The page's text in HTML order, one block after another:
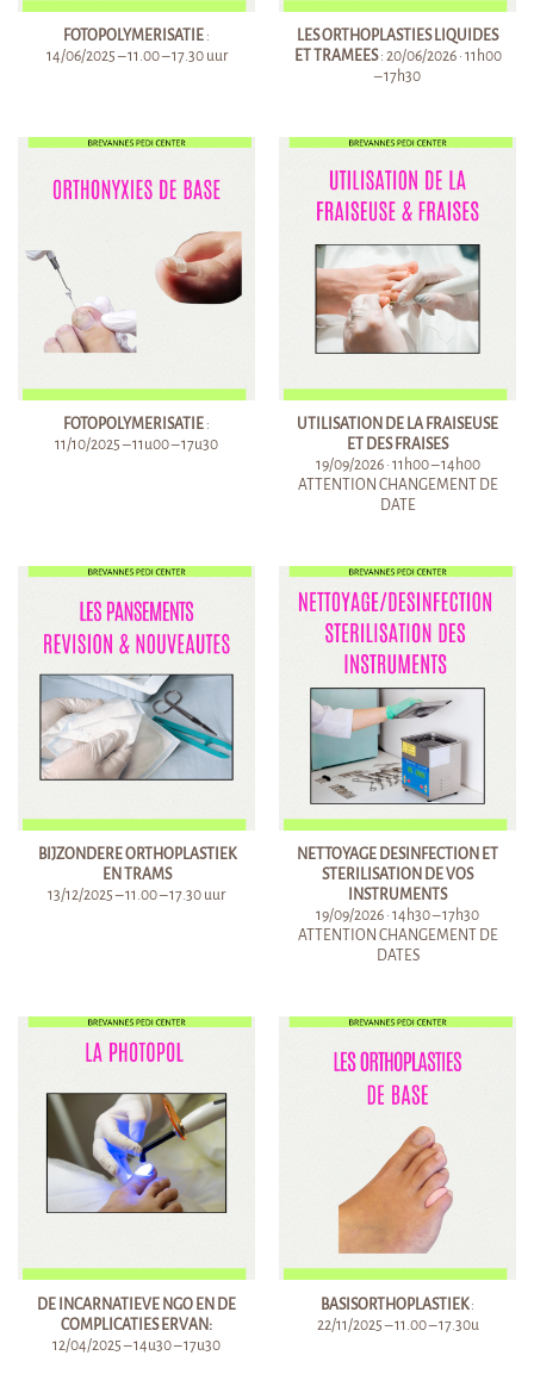
FOTOPOLYMERISATIE :
14/06/2025 – 11.00 – 17.30 uur
LES ORTHOPLASTIES LIQUIDES
ET TRAMEES: 20/06/2026 · 11h00
– 17h30
FOTOPOLYMERISATIE :
11/10/2025 – 11u00 – 17u30
UTILISATION DE LA FRAISEUSE
ET DES FRAISES
19/09/2026 · 11h00 – 14h00
ATTENTION CHANGEMENT DE
DATE
BIJZONDERE ORTHOPLASTIEK
EN TRAMS
13/12/2025 – 11.00 – 17.30 uur
NETTOYAGE DESINFECTION ET
STERILISATION DE VOS
INSTRUMENTS
19/09/2026 · 14h30 – 17h30
ATTENTION CHANGEMENT DE
DATES
DE INCARNATIEVE NGO EN DE
COMPLICATIES ERVAN:
12/04/2025 – 14u30 – 17u30
BASISORTHOPLASTIEK:
22/11/2025 – 11.00 – 17.30u